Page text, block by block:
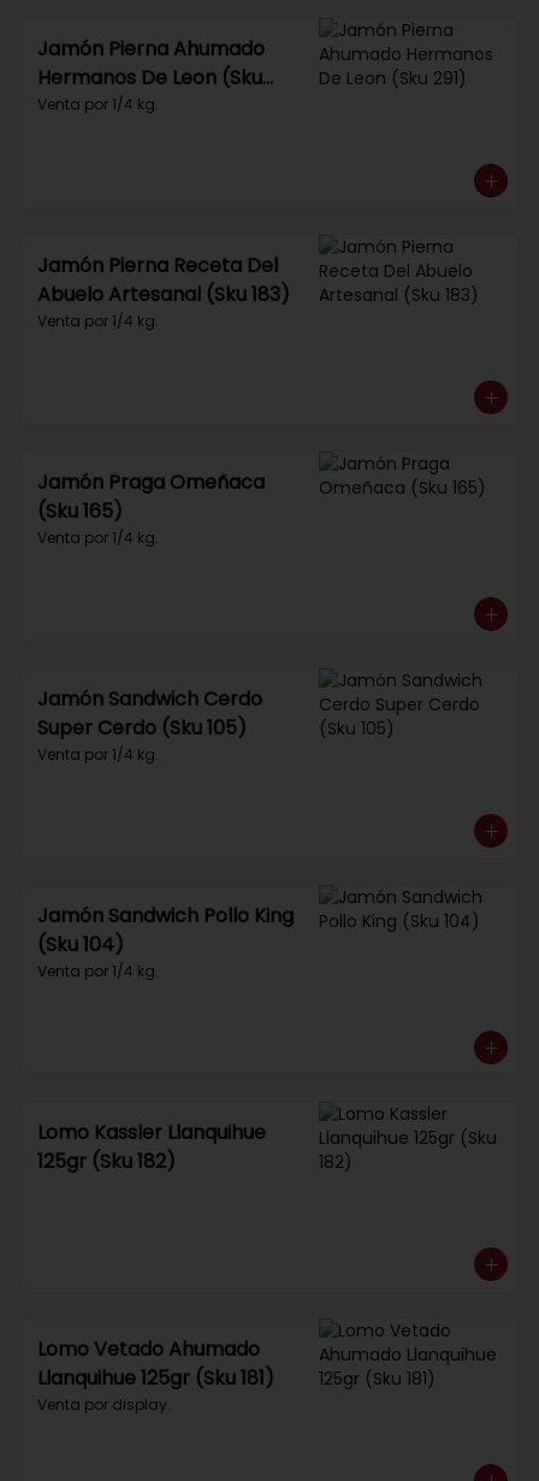
Jamón Pierna Ahumado
Hermanos De Leon (Sku
291)
Venta por 1/4 kg.
Jamón Pierna Receta Del
Abuelo Artesanal (Sku 183)
Venta por 1/4 kg.
Jamón Praga Omeñaca
(Sku 165)
Venta por 1/4 kg.
Jamón Sandwich Cerdo
Super Cerdo (Sku 105)
Venta por 1/4 kg.
Jamón Sandwich Pollo King
(Sku 104)
Venta por 1/4 kg.
Lomo Kassler Llanquihue
125gr (Sku 182)
Lomo Vetado Ahumado
Llanquihue 125gr (Sku 181)
Venta por display.